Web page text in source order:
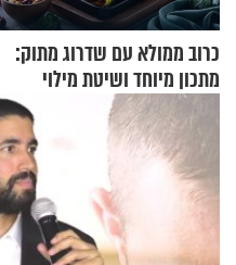
כרוב ממולא עם שדרוג מתוק:
מתכון מיוחד ושיטת מילוי
שאתם חייבים לנסות